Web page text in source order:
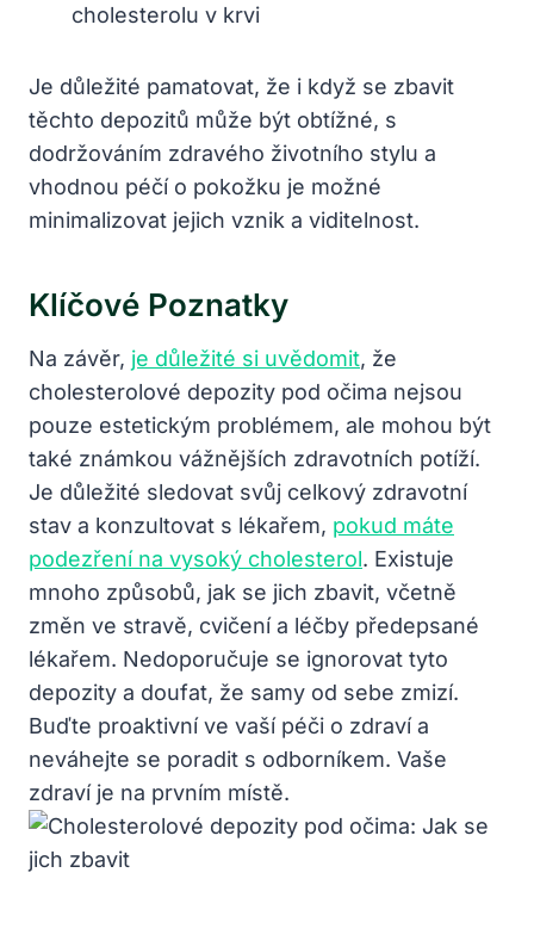
cholesterolu v krvi
Je důležité pamatovat, že i když se zbavit
těchto depozitů může být obtížné, s
dodržováním zdravého životního stylu a
vhodnou péčí o pokožku je možné
minimalizovat jejich vznik a viditelnost.
Klíčové Poznatky
Na závěr, je důležité si uvědomit, že
cholesterolové depozity pod očima nejsou
pouze estetickým problémem, ale mohou být
také známkou vážnějších zdravotních potíží.
Je důležité sledovat svůj celkový zdravotní
stav a konzultovat s lékařem, pokud máte
podezření na vysoký cholesterol. Existuje
mnoho způsobů, jak se jich zbavit, včetně
změn ve stravě, cvičení a léčby předepsané
lékařem. Nedoporučuje se ignorovat tyto
depozity a doufat, že samy od sebe zmizí.
Buďte proaktivní ve vaší péči o zdraví a
neváhejte se poradit s odborníkem. Vaše
zdraví je na prvním místě.